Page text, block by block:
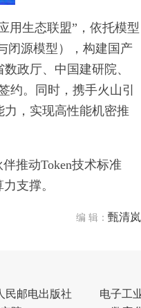
用生态联盟”，依托模型
闭源模型），构建国产
政厅、中国建研院、
约。同时，携手火山引
力，实现高性能机密推
推动Token技术标准
支撑。
编 辑： 甄清岚